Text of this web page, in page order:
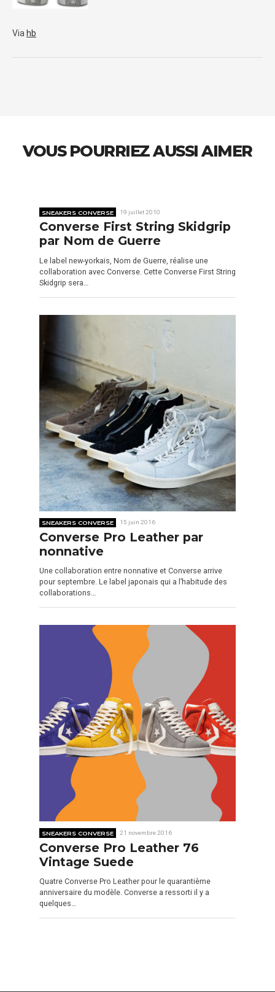
Via hb
VOUS POURRIEZ AUSSI AIMER
SNEAKERS CONVERSE 19 juillet 2010
Converse First String Skidgrip
par Nom de Guerre
Le label new-yorkais, Nom de Guerre, réalise une
collaboration avec Converse. Cette Converse First String
Skidgrip sera…
SNEAKERS CONVERSE 15 juin 2016
Converse Pro Leather par
nonnative
Une collaboration entre nonnative et Converse arrive
pour septembre. Le label japonais qui a l’habitude des
collaborations…
SNEAKERS CONVERSE 21 novembre 2016
Converse Pro Leather 76
Vintage Suede
Quatre Converse Pro Leather pour le quarantième
anniversaire du modèle. Converse a ressorti il y a
quelques…